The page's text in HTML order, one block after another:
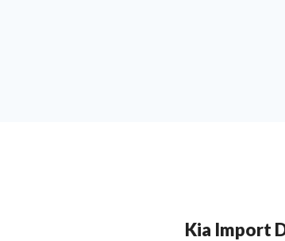
Kia Import